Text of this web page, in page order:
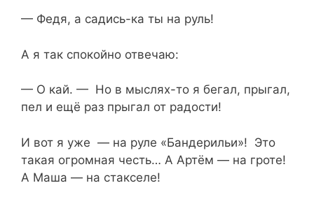
— Федя, а садись-ка ты на руль!
А я так спокойно отвечаю:
— О кай. — Но в мыслях-то я бегал, прыгал,
пел и ещё раз прыгал от радости!
И вот я уже — на руле «Бандерильи»! Это
такая огромная честь… А Артём — на гроте!
А Маша — на стакселе!